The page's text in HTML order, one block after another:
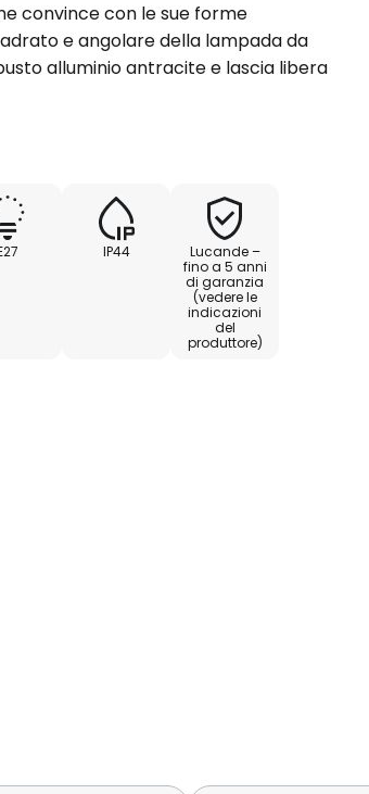
convince con le sue forme
e angolare della lampada da
alluminio antracite e lascia libera
in vetro. La lampadina da utilizzare
Le lampadine LED a filamenti
vista estetico che tecnico.
IP44
Lucande –
fino a 5 anni
di garanzia
(vedere le
indicazioni
del
produttore)